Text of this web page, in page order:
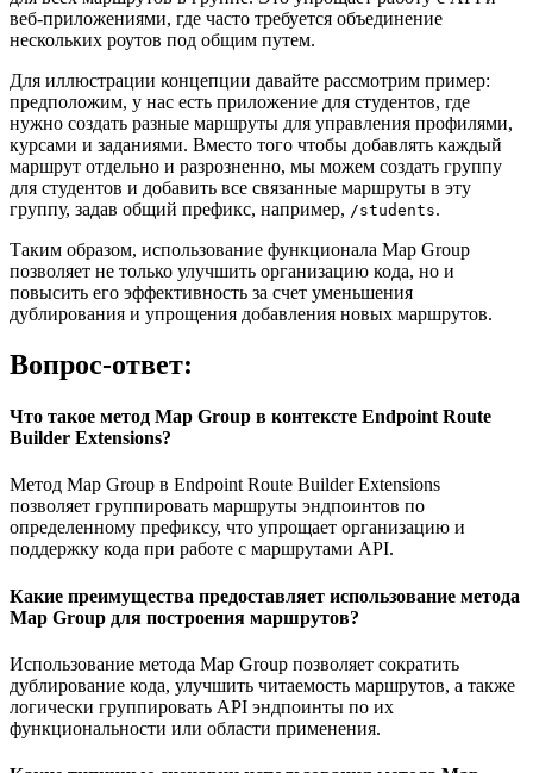
веб-приложениями, где часто требуется объединение
нескольких роутов под общим путем.
Для иллюстрации концепции давайте рассмотрим пример:
предположим, у нас есть приложение для студентов, где
нужно создать разные маршруты для управления профилями,
курсами и заданиями. Вместо того чтобы добавлять каждый
маршрут отдельно и разрозненно, мы можем создать группу
для студентов и добавить все связанные маршруты в эту
группу, задав общий префикс, например, /students.
Таким образом, использование функционала Map Group
позволяет не только улучшить организацию кода, но и
повысить его эффективность за счет уменьшения
дублирования и упрощения добавления новых маршрутов.
Вопрос-ответ:
Что такое метод Map Group в контексте Endpoint Route
Builder Extensions?
Метод Map Group в Endpoint Route Builder Extensions
позволяет группировать маршруты эндпоинтов по
определенному префиксу, что упрощает организацию и
поддержку кода при работе с маршрутами API.
Какие преимущества предоставляет использование метода
Map Group для построения маршрутов?
Использование метода Map Group позволяет сократить
дублирование кода, улучшить читаемость маршрутов, а также
логически группировать API эндпоинты по их
функциональности или области применения.